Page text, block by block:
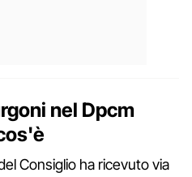
nel Dpcm
Consiglio ha ricevuto via